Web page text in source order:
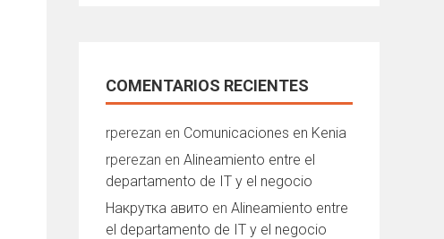
COMENTARIOS RECIENTES
rperezan en Comunicaciones en Kenia
rperezan en Alineamiento entre el
departamento de IT y el negocio
Накрутка авито en Alineamiento entre
el departamento de IT y el negocio